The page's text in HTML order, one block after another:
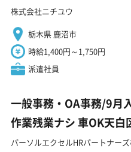
株式会社ニチユウ
栃木県 鹿沼市
時給1,400円～1,750円
派遣社員
一般事務・OA事務/9月
作業残業ナシ 車OK天白
パーソルエクセルHRパートナー